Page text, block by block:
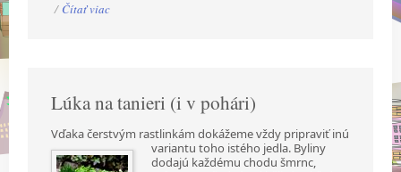
/ Čítať viac
Lúka na tanieri (i v pohári)
Vďaka čerstvým rastlinkám dokážeme vždy pripraviť inú
variantu toho istého jedla. Byliny
dodajú každému chodu šmrnc,